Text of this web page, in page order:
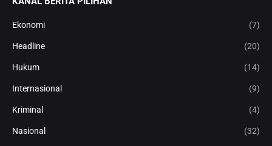
Ekonomi (7)
Headline (20)
Hukum (14)
Internasional (9)
Kriminal (4)
Nasional (32)